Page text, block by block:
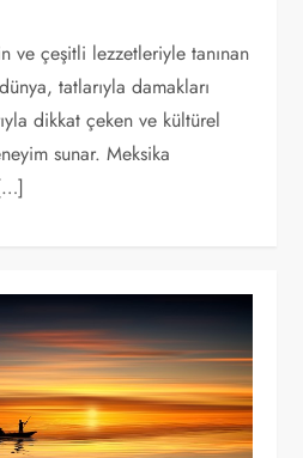
ve çeşitli lezzetleriyle tanınan
tatlarıyla damakları
dikkat çeken ve kültürel
sunar. Meksika